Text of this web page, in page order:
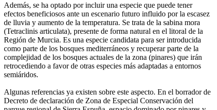
Además, se ha optado por incluir una especie que puede tener
efectos beneficiosos ante un escenario futuro influido por la escasez
de lluvia y aumento de la temperatura. Se trata de la sabina mora
(Tetraclinis articulata), presente de forma natural en el litoral de la
Región de Murcia. Es una especie candidata para ser introducida
como parte de los bosques mediterráneos y recuperar parte de la
complejidad de los bosques actuales de la zona (pinares) que irán
retrocediendo a favor de otras especies más adaptadas a entornos
semiáridos.
Algunas referencias ya existen sobre este aspecto. En el borrador de
Decreto de declaración de Zona de Especial Conservación del